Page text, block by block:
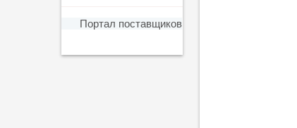
Портал поставщиков